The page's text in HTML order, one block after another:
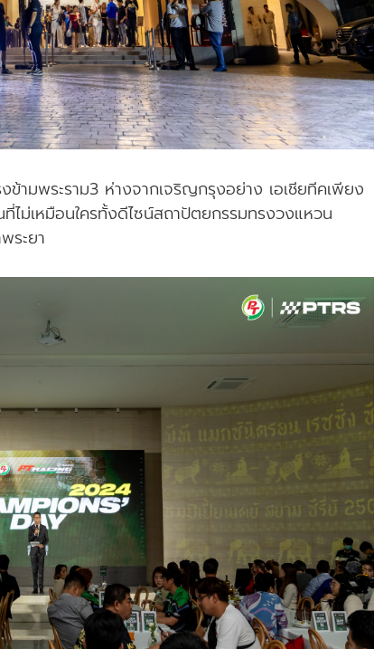
ระราม3 ห่างจากเจริญกรุงอย่าง เอเชียทีคเพียง
ไม่เหมือนใครทั้งดีไซน์สถาปัตยกรรมทรงวงแหวน
ระยา